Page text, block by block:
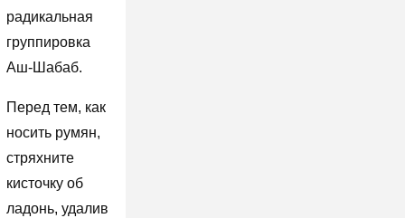
радикальная
группировка
Аш-Шабаб.
Перед тем, как
носить румян,
стряхните
кисточку об
ладонь, удалив